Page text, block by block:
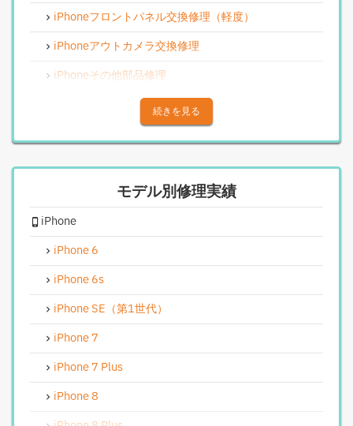
iPhoneフロントパネル交換修理（軽度）
iPhoneアウトカメラ交換修理
iPhoneその他部品修理
iPhoneアウトカメラレンズ交換修理
iPhoneスピーカー関連修理
iPhoneカメラレンズガラス交換修理
iPhoneインカメラ交換修理
iPhoneリンゴループ、システム復旧
iPhone基板破損修理（軽度）
iPhoneバイブレータ交換修理
Android修理実績
Androidフロントパネル交換修理
Androidバッテリー交換
続きを見る
モデル別修理実績
iPhone
iPhone 6
iPhone 6s
iPhone SE（第1世代）
iPhone 7
iPhone 7 Plus
iPhone 8